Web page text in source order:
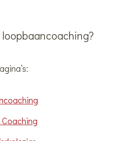
Coaching